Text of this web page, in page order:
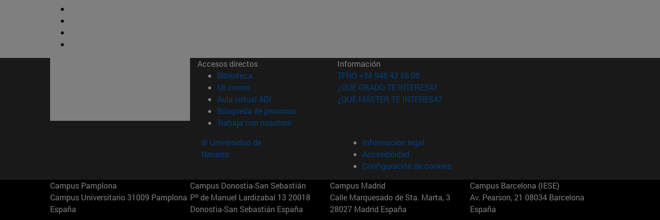
Accesos directos
Biblioteca (abre en nueva ventana)
Mi correo(abre en nueva ventana)
Aula virtual ADI (abre en nueva ventana)
Búsqueda de personas(abre en nueva ventana)
Trabaja con nosotros(abre en nueva ventana)
Información
TFNO +34 948 42 56 00
¿QUÉ GRADO TE INTERESA?
¿QUÉ MÁSTER TE INTERESA?
© Universidad de
Navarra
Información legal
Accesibilidad
Configuración de cookies
Campus Pamplona
Campus Universitario 31009 Pamplona
España
Campus Donostia-San Sebastián
Pº de Manuel Lardizabal 13 20018
Donostia-San Sebastián España
Campus Madrid
Calle Marquesado de Sta. Marta, 3
28027 Madrid España
Campus Barcelona (IESE)
Av. Pearson, 21 08034 Barcelona
España